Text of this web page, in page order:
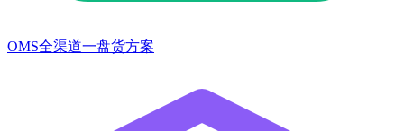
OMS全渠道一盘货方案